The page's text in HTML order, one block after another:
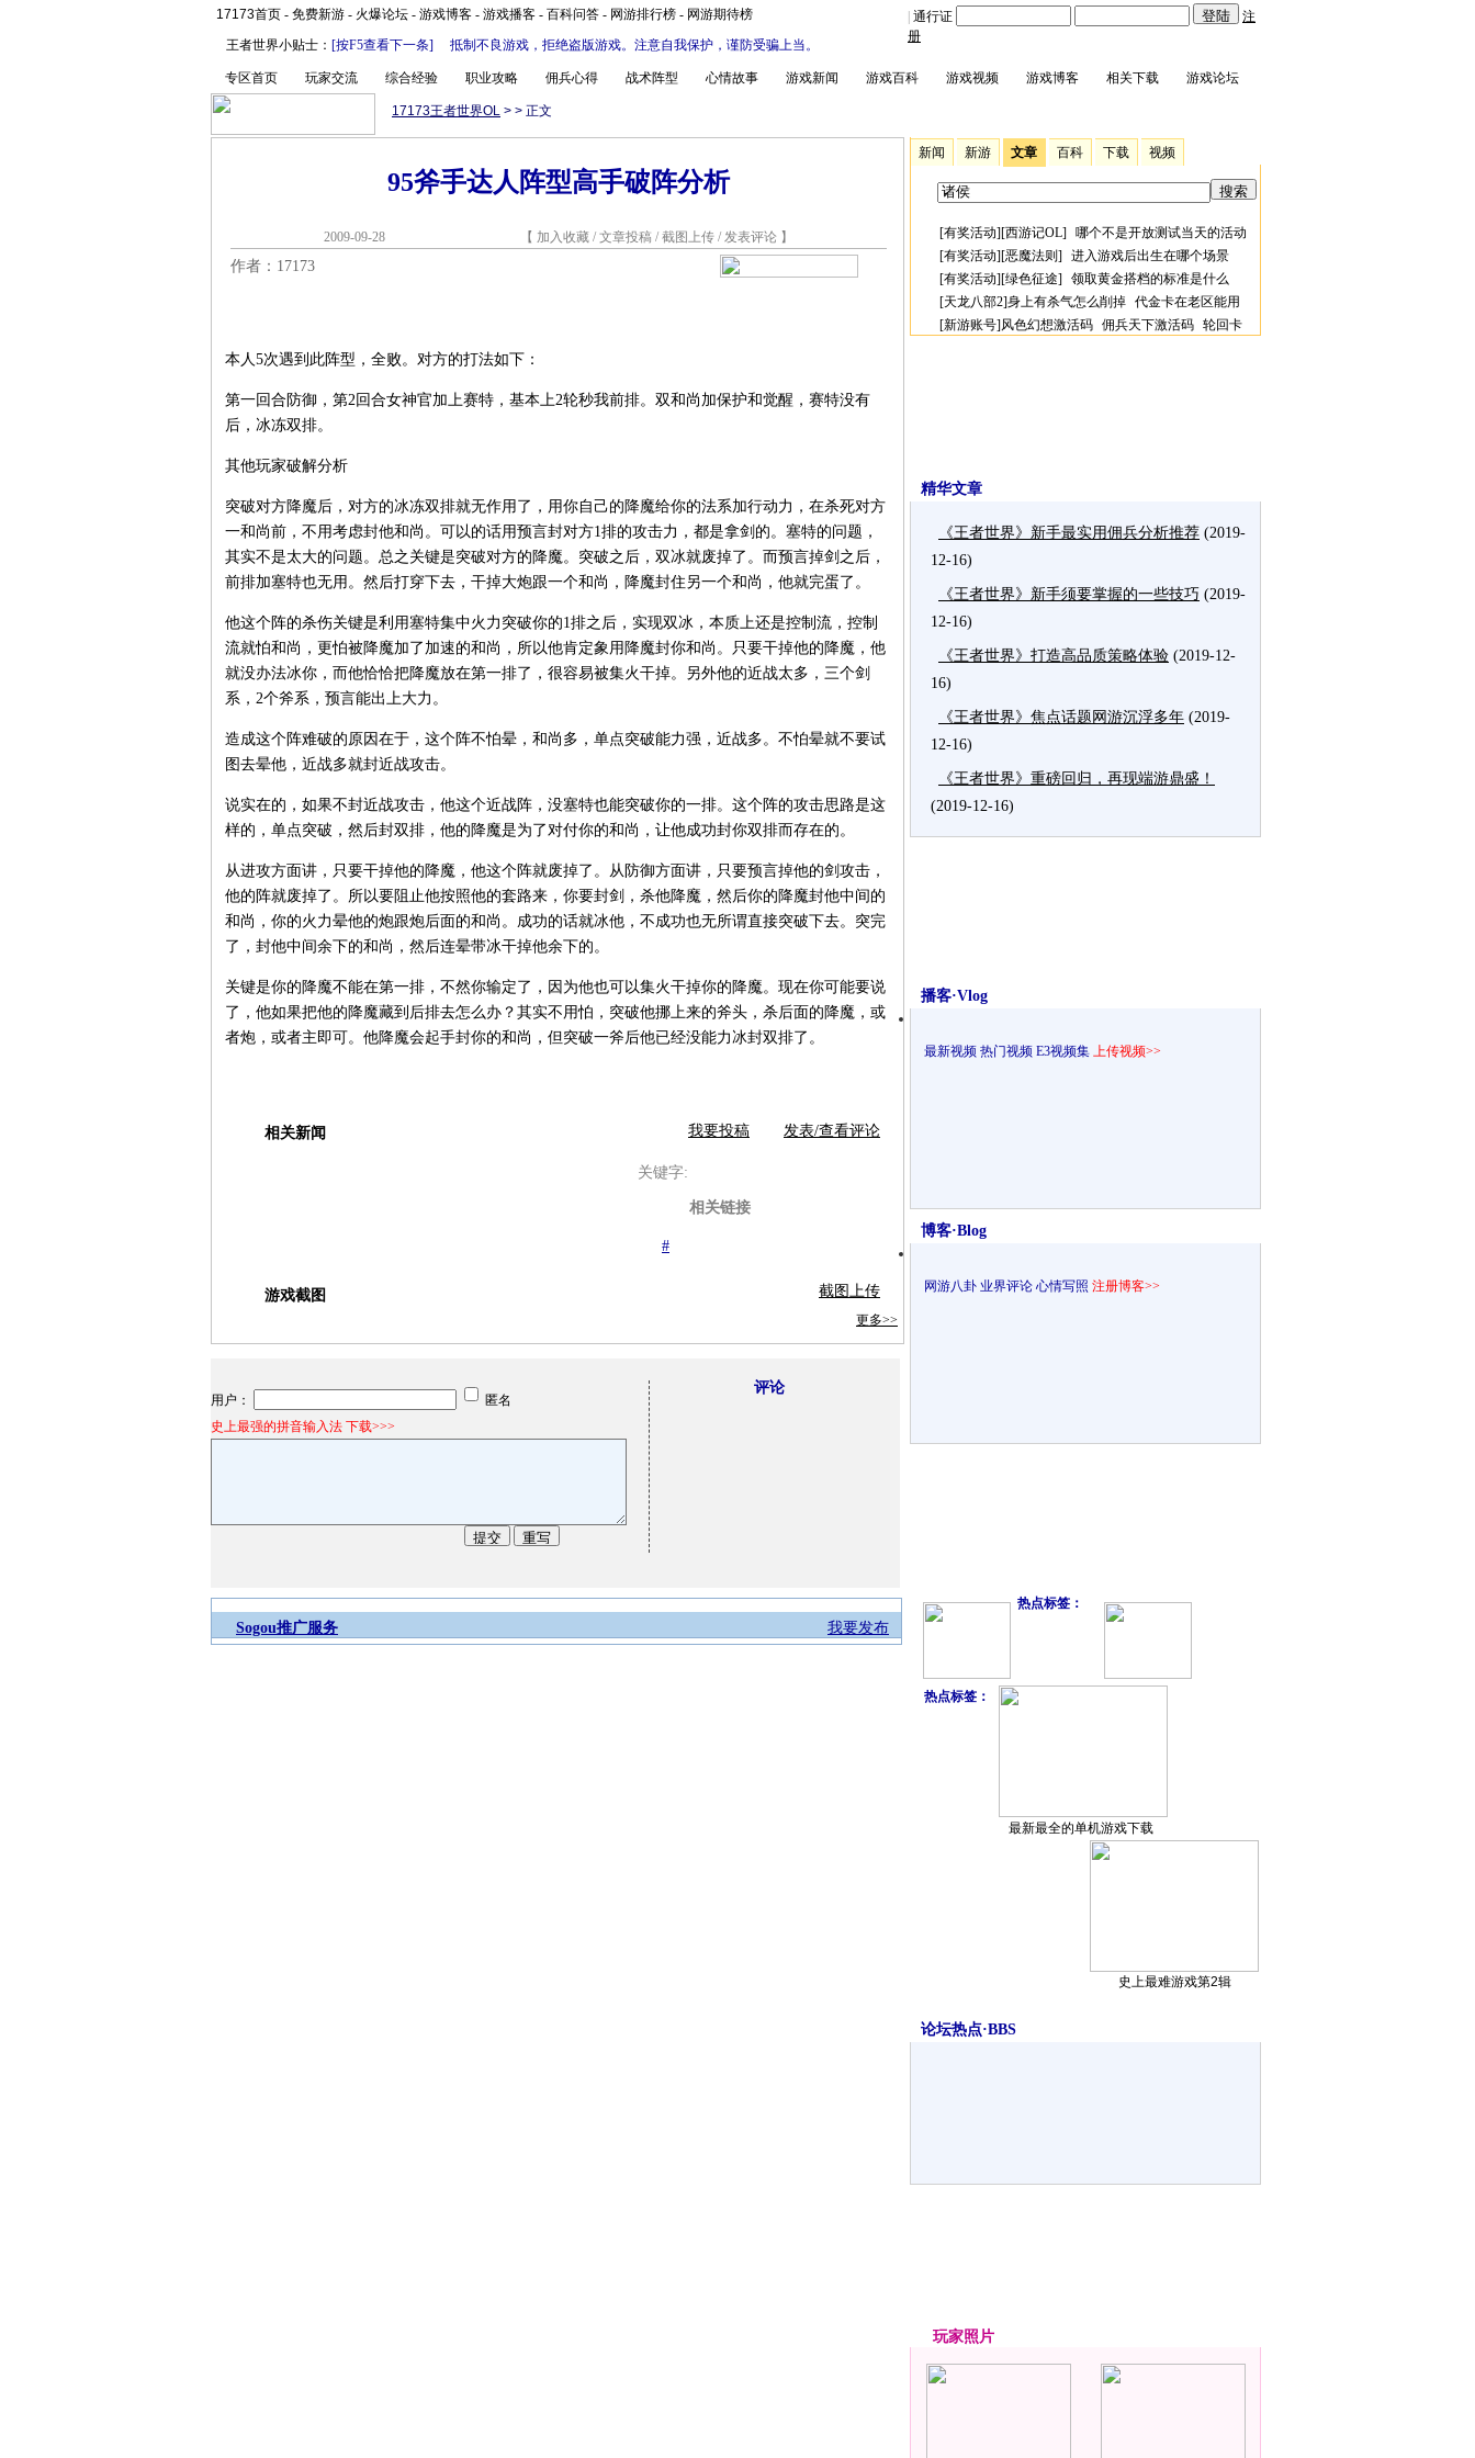
17173首页 - 免费新游 - 火爆论坛 - 游戏博客 - 游戏播客 - 百科问答 - 网游排行榜 - 网游期待榜 通行证
注
册
王者世界小贴士： [按F5查看下一条] 抵制不良游戏，拒绝盗版游戏。注意自我保护，谨防受骗上当。
专区首页 玩家交流 综合经验 职业攻略 佣兵心得 战术阵型 心情故事 游戏新闻 游戏百科 游戏视频 游戏博客 相关下载 游戏论坛
17173王者世界OL > > 正文
95斧手达人阵型高手破阵分析
2009-09-28 【 加入收藏 / 文章投稿 / 截图上传 / 发表评论 】
作者：17173
本人5次遇到此阵型，全败。对方的打法如下：
第一回合防御，第2回合女神官加上赛特，基本上2轮秒我前排。双和尚加保护和觉醒，赛特没有
后，冰冻双排。
其他玩家破解分析
突破对方降魔后，对方的冰冻双排就无作用了，用你自己的降魔给你的法系加行动力，在杀死对方
一和尚前，不用考虑封他和尚。可以的话用预言封对方1排的攻击力，都是拿剑的。塞特的问题，
其实不是太大的问题。总之关键是突破对方的降魔。突破之后，双冰就废掉了。而预言掉剑之后，
前排加塞特也无用。然后打穿下去，干掉大炮跟一个和尚，降魔封住另一个和尚，他就完蛋了。
他这个阵的杀伤关键是利用塞特集中火力突破你的1排之后，实现双冰，本质上还是控制流，控制
流就怕和尚，更怕被降魔加了加速的和尚，所以他肯定象用降魔封你和尚。只要干掉他的降魔，他
就没办法冰你，而他恰恰把降魔放在第一排了，很容易被集火干掉。另外他的近战太多，三个剑
系，2个斧系，预言能出上大力。
造成这个阵难破的原因在于，这个阵不怕晕，和尚多，单点突破能力强，近战多。不怕晕就不要试
图去晕他，近战多就封近战攻击。
说实在的，如果不封近战攻击，他这个近战阵，没塞特也能突破你的一排。这个阵的攻击思路是这
样的，单点突破，然后封双排，他的降魔是为了对付你的和尚，让他成功封你双排而存在的。
从进攻方面讲，只要干掉他的降魔，他这个阵就废掉了。从防御方面讲，只要预言掉他的剑攻击，
他的阵就废掉了。所以要阻止他按照他的套路来，你要封剑，杀他降魔，然后你的降魔封他中间的
和尚，你的火力晕他的炮跟炮后面的和尚。成功的话就冰他，不成功也无所谓直接突破下去。突完
了，封他中间余下的和尚，然后连晕带冰干掉他余下的。
关键是你的降魔不能在第一排，不然你输定了，因为他也可以集火干掉你的降魔。现在你可能要说
了，他如果把他的降魔藏到后排去怎么办？其实不用怕，突破他挪上来的斧头，杀后面的降魔，或
者炮，或者主即可。他降魔会起手封你的和尚，但突破一斧后他已经没能力冰封双排了。
相关新闻 我要投稿 发表/查看评论
关键字:
相关链接
#
游戏截图 截图上传
更多>>
用户：
匿名
史上最强的拼音输入法 下载>>>
评论
我要发布
Sogou推广服务
新闻 新游 文章 百科 下载 视频
[有奖活动][西游记OL] 哪个不是开放测试当天的活动
[有奖活动][恶魔法则] 进入游戏后出生在哪个场景
[有奖活动][绿色征途] 领取黄金搭档的标准是什么
[天龙八部2]身上有杀气怎么削掉 代金卡在老区能用
[新游账号]风色幻想激活码 佣兵天下激活码 轮回卡
精华文章
《王者世界》新手最实用佣兵分析推荐 (2019-
12-16)
《王者世界》新手须要掌握的一些技巧 (2019-
12-16)
《王者世界》打造高品质策略体验 (2019-12-
16)
《王者世界》焦点话题网游沉浮多年 (2019-
12-16)
《王者世界》重磅回归，再现端游鼎盛！
(2019-12-16)
播客·Vlog
热点标签：
最新视频 热门视频 E3视频集 上传视频>>
博客·Blog
热点标签：
网游八卦 业界评论 心情写照 注册博客>>
最新最全的单机游戏下载
史上最难游戏第2辑
论坛热点·BBS
玩家照片